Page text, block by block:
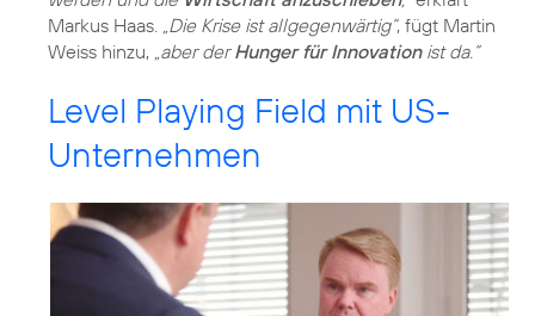
Markus Haas. „Die Krise ist allgegenwärtig“, fügt Martin
Weiss hinzu, „aber derHunger für Innovationist da.“
Level Playing Field mit US-
Unternehmen